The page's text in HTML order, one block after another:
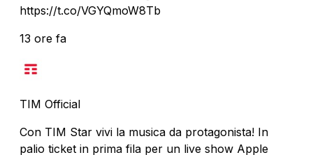
https://t.co/VGYQmoW8Tb
13 ore fa
TIM Official
Con TIM Star vivi la musica da protagonista! In
palio ticket in prima fila per un live show Apple